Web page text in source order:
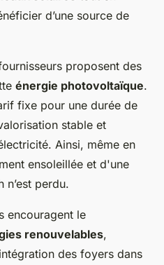
d’une source de
proposent des
énergie photovoltaïque.
fixe pour une durée de
stable et
Ainsi, même en
ensoleillée et d'une
n’est perdu.
encouragent le
renouvelables,
des foyers dans